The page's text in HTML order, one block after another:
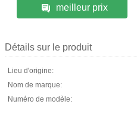
meilleur prix
Détails sur le produit
Lieu d'origine:
Nom de marque:
Numéro de modèle: